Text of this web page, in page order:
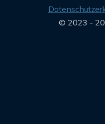
© 2023 -